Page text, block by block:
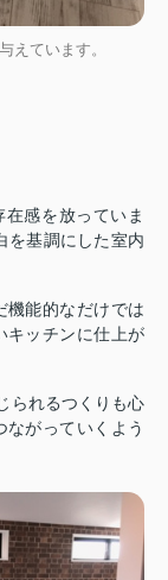
えています。
感を放っていま
を基調にした室内
機能的なだけでは
キッチンに仕上が
られるつくりも心
がっていくよう